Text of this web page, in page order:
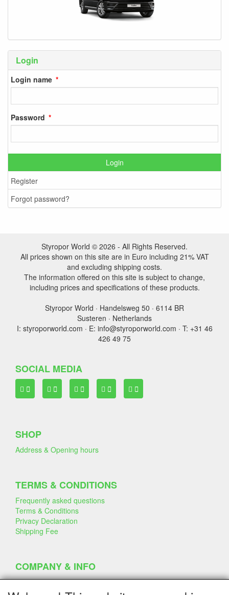
Login
Login name
Password
Login
Register
Forgot password?
Styropor World © 2026 - All Rights Reserved.
All prices shown on this site are in Euro including 21% VAT
and excluding shipping costs.
The information offered on this site is subject to change,
including prices and specifications of these products.
Styropor World · Handelsweg 50 · 6114 BR
Susteren · Netherlands
I: styroporworld.com · E: info@styroporworld.com · T: +31 46
426 49 75
SOCIAL MEDIA
SHOP
Address & Opening hours
TERMS & CONDITIONS
Frequently asked questions
Terms & Conditions
Privacy Declaration
Shipping Fee
COMPANY & INFO
Contact
Company Information